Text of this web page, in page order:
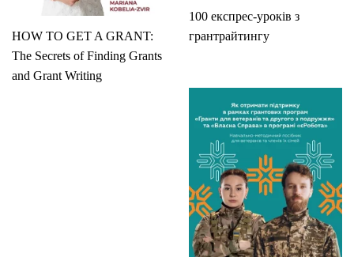
100 експрес-уроків з
грантрайтингу
HOW TO GET A GRANT:
The Secrets of Finding Grants
and Grant Writing